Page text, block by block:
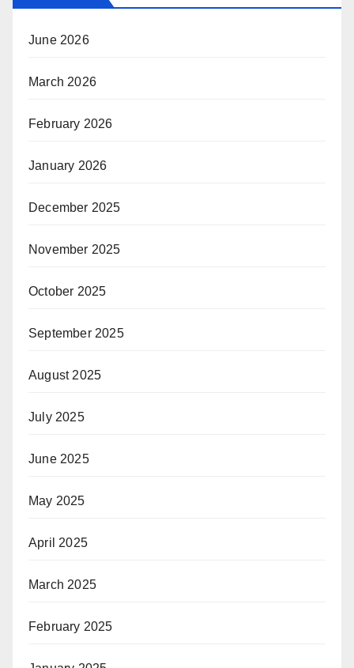
June 2026
March 2026
February 2026
January 2026
December 2025
November 2025
October 2025
September 2025
August 2025
July 2025
June 2025
May 2025
April 2025
March 2025
February 2025